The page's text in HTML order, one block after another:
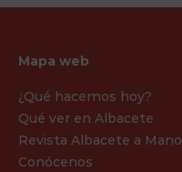
Mapa web
¿Qué hacemos hoy?
Qué ver en Albacete
Revista Albacete a Mano
Conócenos